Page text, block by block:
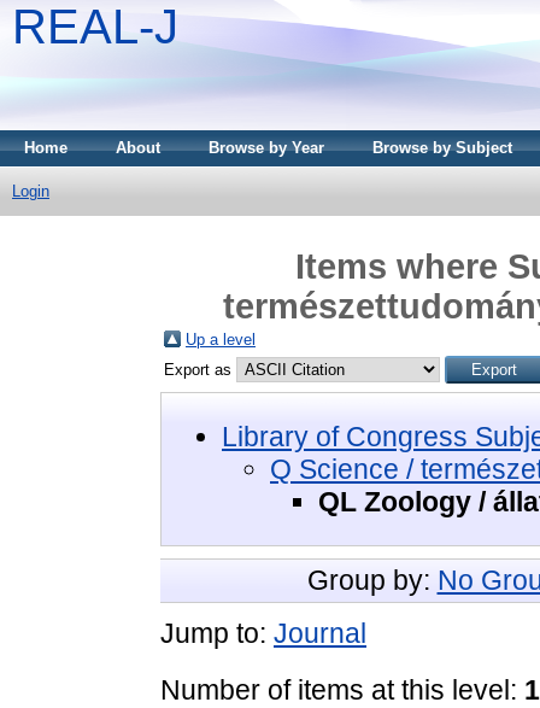
REAL-J
Home About Browse by Year Browse by Subject
Login
Items where
Up a level
Export as
Library of Congress
Q Science /
QL Zoology /
Group by: No
Jump to: Journal
Number of items at this level: